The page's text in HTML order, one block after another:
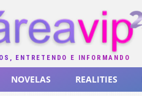
ENTRETENDO E INFORMANDO
NOVELAS REALITIES